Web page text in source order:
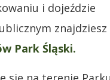
i dojeździe
Park Śląski.